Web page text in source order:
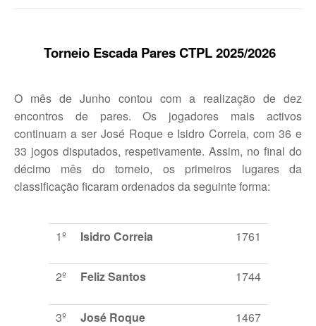
Torneio Escada Pares CTPL 2025/2026
O mês de Junho contou com a realização de dez
encontros de pares. Os jogadores mais activos
continuam a ser José Roque e Isidro Correia, com 36 e
33 jogos disputados, respetivamente. Assim, no final do
décimo mês do torneio, os primeiros lugares da
classificação ficaram ordenados da seguinte forma:
1º Isidro Correia 1761
2º Feliz Santos 1744
3º José Roque 1467